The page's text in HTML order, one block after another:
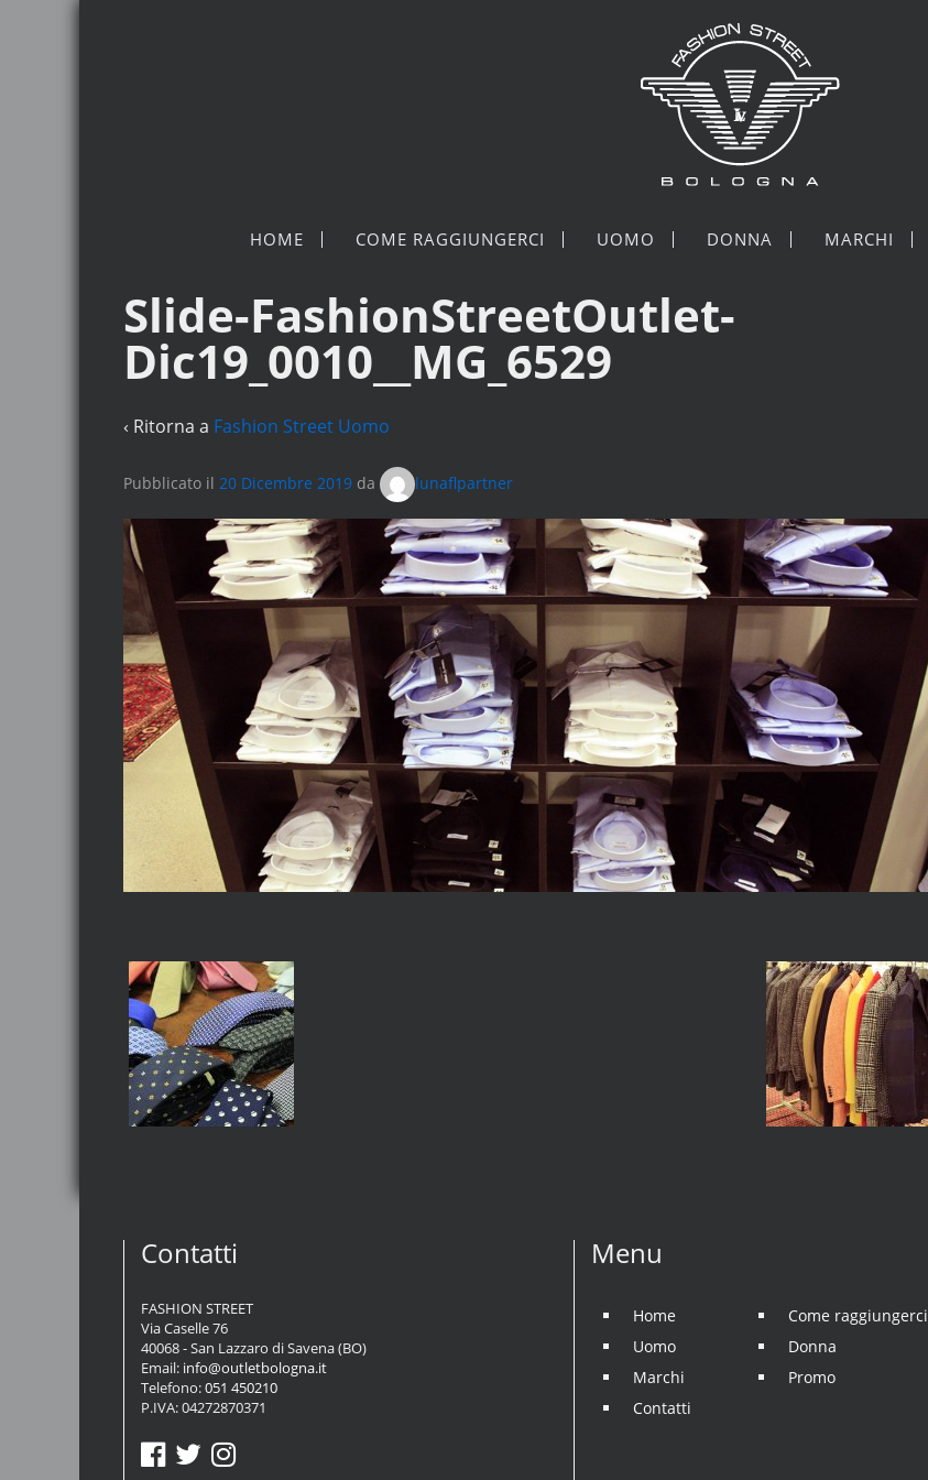
HOME COME RAGGIUNGERCI UOMO DONNA MARCHI
Slide-FashionStreetOutlet-
Dic19_0010__MG_6529
‹ Ritorna a Fashion Street Uomo
Pubblicato il 20 Dicembre 2019 da lunaflpartner
Contatti
FASHION STREET
Via Caselle 76
40068 - San Lazzaro di Savena (BO)
Email: info@outletbologna.it
Telefono:051 450210
P.IVA: 04272870371
Menu
Home
Come raggiungerci
Uomo
Donna
Marchi
Promo
Contatti